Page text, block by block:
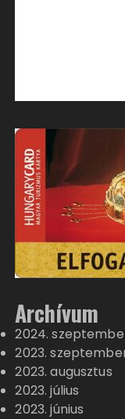
Archívum
2024.
2023.
2023. augusztus
2023. július
2023. június